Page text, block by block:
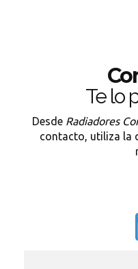
Te lo
Desde Radiadores
contacto, utiliza la